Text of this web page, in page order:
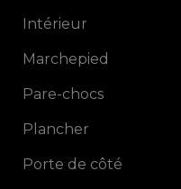
Intérieur
Marchepied
Pare-chocs
Plancher
Porte de côté